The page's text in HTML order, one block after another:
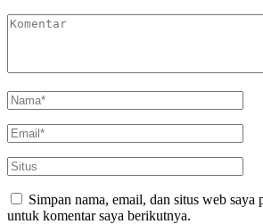
Simpan nama, email, dan situs web saya
untuk komentar saya berikutnya.